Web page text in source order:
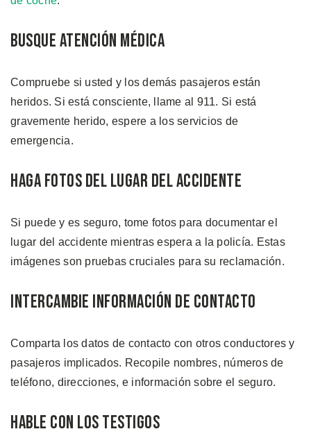
Busque Atención Médica
Compruebe si usted y los demás pasajeros están
heridos. Si está consciente, llame al 911. Si está
gravemente herido, espere a los servicios de
emergencia.
Haga Fotos del Lugar del Accidente
Si puede y es seguro, tome fotos para documentar el
lugar del accidente mientras espera a la policía. Estas
imágenes son pruebas cruciales para su reclamación.
Intercambie Información de Contacto
Comparta los datos de contacto con otros conductores y
pasajeros implicados. Recopile nombres, números de
teléfono, direcciones, e información sobre el seguro.
Hable con los Testigos